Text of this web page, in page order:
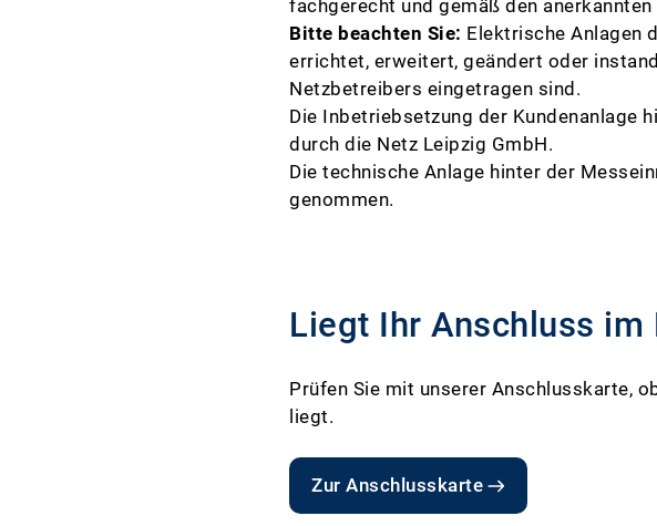
fachgerecht und gemäß den
Bitte beachten Sie: Elektrische Anlagen
errichtet, erweitert, geändert oder
Netzbetreibers eingetragen sind.
Die Inbetriebsetzung der Kundenanlage
durch die Netz Leipzig GmbH.
Die technische Anlage hinter der
genommen.
Liegt Ihr Anschluss
Prüfen Sie mit unserer Anschlusskarte,
liegt.
Zur Anschlusskarte